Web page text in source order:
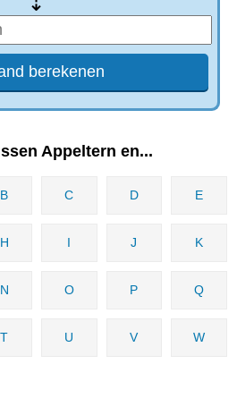
Appeltern en...
B C D E
H I J K
N O P Q
T U V W